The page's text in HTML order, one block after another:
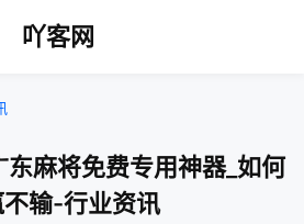
吖客网
麻将免费专用神器_如何
不输-行业资讯